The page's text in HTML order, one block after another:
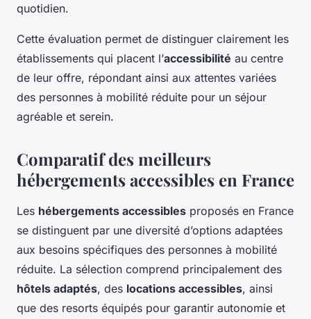
quotidien.
Cette évaluation permet de distinguer clairement les
établissements qui placent l’accessibilité au centre
de leur offre, répondant ainsi aux attentes variées
des personnes à mobilité réduite pour un séjour
agréable et serein.
Comparatif des meilleurs
hébergements accessibles en France
Les hébergements accessibles proposés en France
se distinguent par une diversité d’options adaptées
aux besoins spécifiques des personnes à mobilité
réduite. La sélection comprend principalement des
hôtels adaptés, des locations accessibles, ainsi
que des resorts équipés pour garantir autonomie et